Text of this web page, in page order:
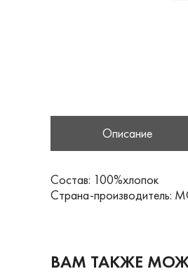
Описание
Состав: 100%хлопок
Страна-
ВАМ ТАКЖЕ